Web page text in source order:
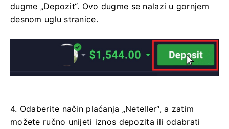
dugme „Depozit“. Ovo dugme se nalazi u gornjem
desnom uglu stranice.
4. Odaberite način plaćanja „Neteller“, a zatim
možete ručno unijeti iznos depozita ili odabrati